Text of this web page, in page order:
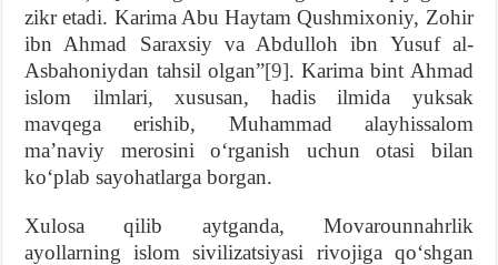
zikr etadi. Karima Abu Haytam Qushmixoniy, Zohir
ibn Ahmad Saraxsiy va Abdulloh ibn Yusuf al-
Asbahoniydan tahsil olgan”[9]. Karima bint Ahmad
islom ilmlari, xususan, hadis ilmida yuksak
mavqega erishib, Muhammad alayhissalom
maʼnaviy merosini oʻrganish uchun otasi bilan
koʻplab sayohatlarga borgan.
Xulosa qilib aytganda, Movarounnahrlik
ayollarning islom sivilizatsiyasi rivojiga qoʻshgan